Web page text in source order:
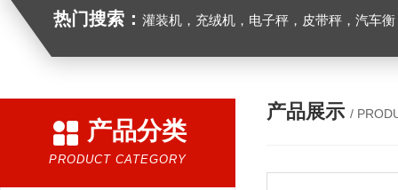
热门搜索： 灌装机，充绒机，电子秤，皮带秤，汽车
产品分类
PRODUCT CATEGORY
产品展示 /